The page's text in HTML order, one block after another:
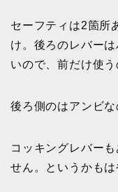
セーフティは2箇所
け。後ろのレバー
いので、前だけ使う
後ろ側のはアンビな
コッキングレバー
せん。というかもは